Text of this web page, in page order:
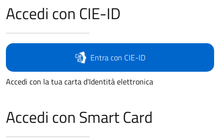
Accedi con CIE-ID
Entra con CIE-ID
Accedi con la tua carta d'Identità elettronica
Accedi con Smart Card